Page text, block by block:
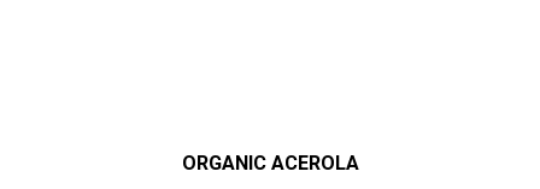
ORGANIC ACEROLA